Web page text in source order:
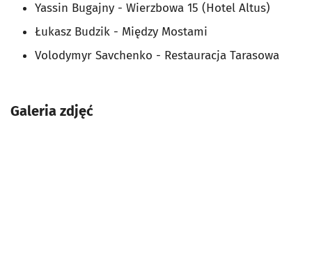
Yassin Bugajny - Wierzbowa 15 (Hotel Altus)
Łukasz Budzik - Między Mostami
Volodymyr Savchenko - Restauracja Tarasowa
Galeria zdjęć